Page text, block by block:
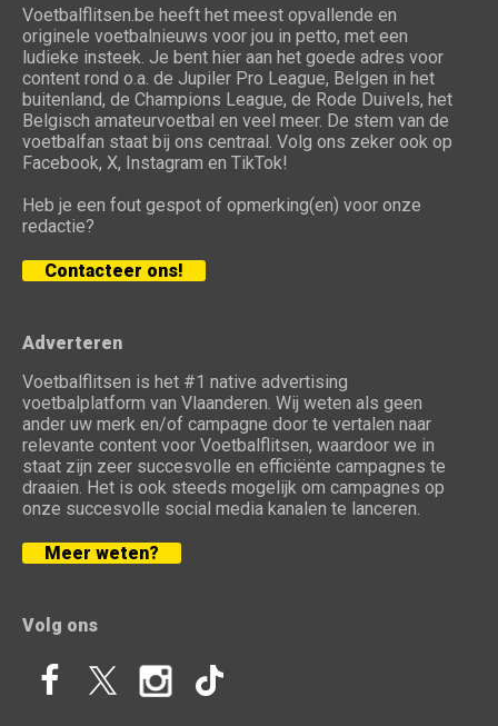
Voetbalflitsen.be heeft het meest opvallende en
originele voetbalnieuws voor jou in petto, met een
ludieke insteek. Je bent hier aan het goede adres voor
content rond o.a. de Jupiler Pro League, Belgen in het
buitenland, de Champions League, de Rode Duivels, het
Belgisch amateurvoetbal en veel meer. De stem van de
voetbalfan staat bij ons centraal. Volg ons zeker ook op
Facebook, X, Instagram en TikTok!
Heb je een fout gespot of opmerking(en) voor onze
redactie?
Contacteer ons!
Adverteren
Voetbalflitsen is het #1 native advertising
voetbalplatform van Vlaanderen. Wij weten als geen
ander uw merk en/of campagne door te vertalen naar
relevante content voor Voetbalflitsen, waardoor we in
staat zijn zeer succesvolle en efficiënte campagnes te
draaien. Het is ook steeds mogelijk om campagnes op
onze succesvolle social media kanalen te lanceren.
Meer weten?
Volg ons